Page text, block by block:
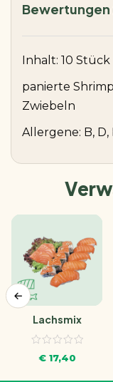
Bewertungen
Inhalt: 10 Stück
panierte
Zwiebeln
Allergene: B, D,
Lachsmix
€17,40